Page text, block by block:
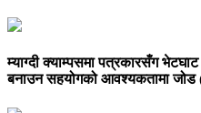
म्याग्दी क्याम्पसमा पत्रकारसँग
बनाउन सहयोगको आवश्यकतामा जोड